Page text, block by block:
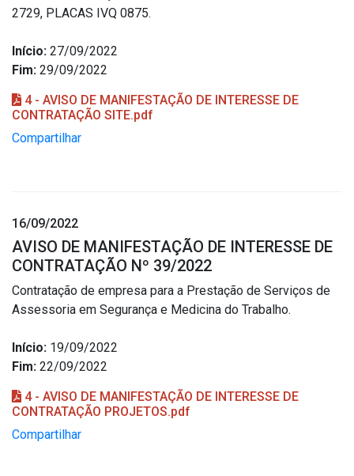
2729, PLACAS IVQ 0875.
Início: 27/09/2022
Fim: 29/09/2022
4 - AVISO DE MANIFESTAÇÃO DE INTERESSE DE
CONTRATAÇÃO SITE.pdf
Compartilhar
16/09/2022
AVISO DE MANIFESTAÇÃO DE INTERESSE DE
CONTRATAÇÃO Nº 39/2022
Contratação de empresa para a Prestação de Serviços de
Assessoria em Segurança e Medicina do Trabalho.
Início: 19/09/2022
Fim: 22/09/2022
4 - AVISO DE MANIFESTAÇÃO DE INTERESSE DE
CONTRATAÇÃO PROJETOS.pdf
Compartilhar